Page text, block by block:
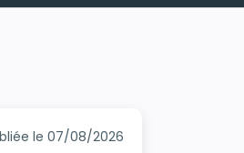
le 07/08/2026